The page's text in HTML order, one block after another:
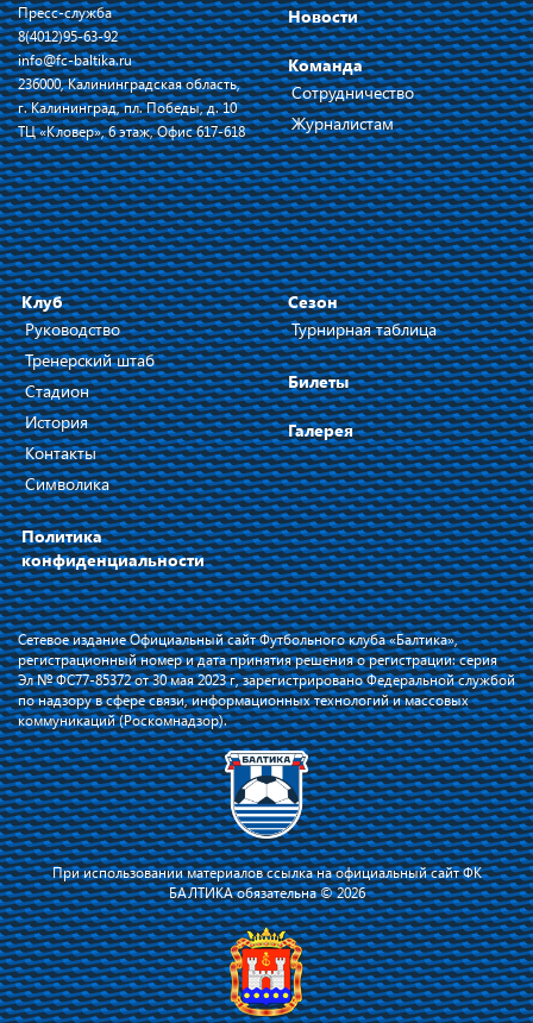
Пресс-служба
8(4012)95-63-92
info@fc-baltika.ru
236000, Калининградская область,
г. Калининград, пл. Победы, д. 10
ТЦ «Кловер», 6 этаж, Офис 617-618
Новости
Команда
Сотрудничество
Журналистам
Клуб
Руководство
Тренерский штаб
Стадион
История
Контакты
Символика
Политика
конфиденциальности
Сезон
Турнирная таблица
Билеты
Галерея
Сетевое издание Официальный сайт Футбольного клуба «Балтика»,
регистрационный номер и дата принятия решения о регистрации: серия
Эл № ФС77-85372 от 30 мая 2023 г, зарегистрировано Федеральной службой
по надзору в сфере связи, информационных технологий и массовых
коммуникаций (Роскомнадзор).
При использовании материалов ссылка на официальный сайт ФК
БАЛТИКА обязательна © 2026